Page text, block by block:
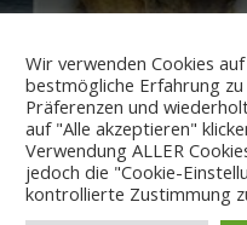
Wir verwenden Cookies
bestmögliche Erfahrung
Präferenzen und
auf "Alle akzeptieren"
Verwendung ALLER
jedoch die "Cookie-
kontrollierte Zustimmung